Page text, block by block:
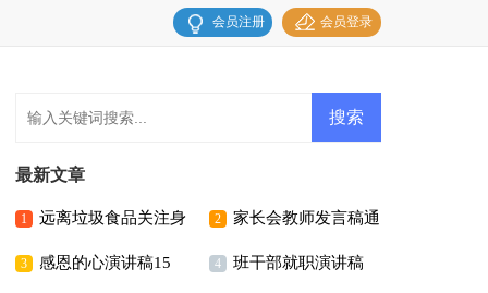
会员登录
会员注册
最新文章
1 远离垃圾食品关注身
体健康演讲稿
2 家长会教师发言稿通
用15篇
3 感恩的心演讲稿15 4 班干部就职演讲稿